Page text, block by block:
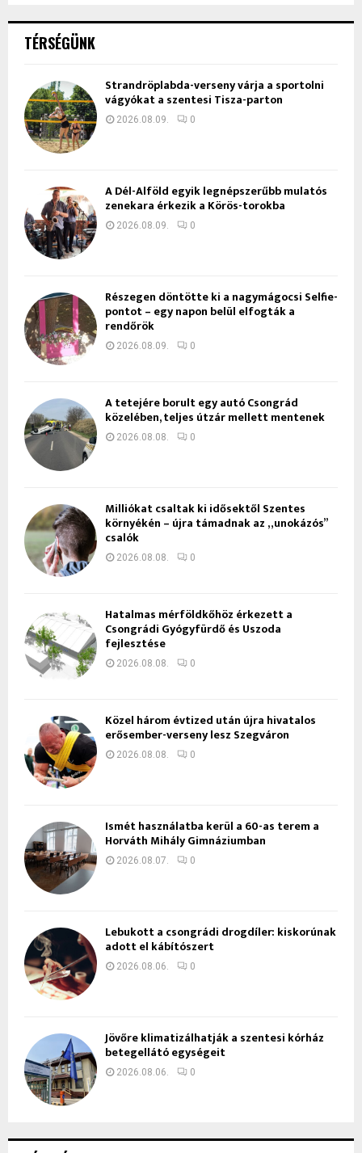
TÉRSÉGÜNK
Strandröplabda-verseny várja a sportolni
vágyókat a szentesi Tisza-parton
2026.08.09. 0
A Dél-Alföld egyik legnépszerűbb mulatós
zenekara érkezik a Körös-torokba
2026.08.09. 0
Részegen döntötte ki a nagymágocsi Selfie-
pontot – egy napon belül elfogták a
rendőrök
2026.08.09. 0
A tetejére borult egy autó Csongrád
közelében, teljes útzár mellett mentenek
2026.08.08. 0
Milliókat csaltak ki idősektől Szentes
környékén – újra támadnak az „unokázós”
csalók
2026.08.08. 0
Hatalmas mérföldkőhöz érkezett a
Csongrádi Gyógyfürdő és Uszoda
fejlesztése
2026.08.08. 0
Közel három évtized után újra hivatalos
erősember-verseny lesz Szegváron
2026.08.08. 0
Ismét használatba kerül a 60-as terem a
Horváth Mihály Gimnáziumban
2026.08.07. 0
Lebukott a csongrádi drogdíler: kiskorúnak
adott el kábítószert
2026.08.06. 0
Jövőre klimatizálhatják a szentesi kórház
betegellátó egységeit
2026.08.06. 0